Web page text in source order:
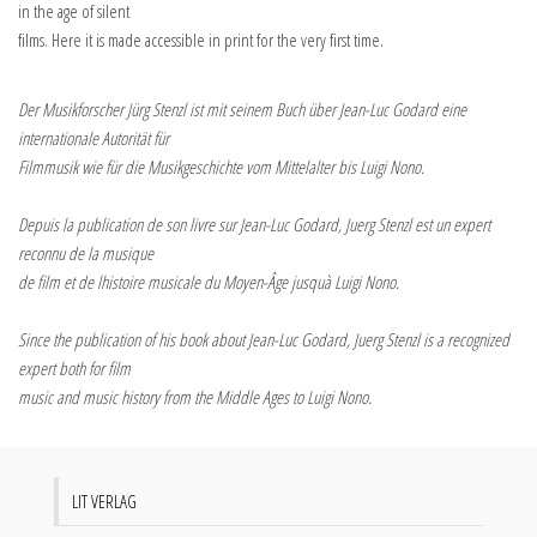
in the age of silent
films. Here it is made accessible in print for the very first time.
Der Musikforscher Jürg Stenzl ist mit seinem Buch über Jean-Luc Godard eine
internationale Autorität für
Filmmusik wie für die Musikgeschichte vom Mittelalter bis Luigi Nono.
Depuis la publication de son livre sur Jean-Luc Godard, Juerg Stenzl est un expert
reconnu de la musique
de film et de lhistoire musicale du Moyen-Âge jusquà Luigi Nono.
Since the publication of his book about Jean-Luc Godard, Juerg Stenzl is a recognized
expert both for film
music and music history from the Middle Ages to Luigi Nono.
LIT VERLAG